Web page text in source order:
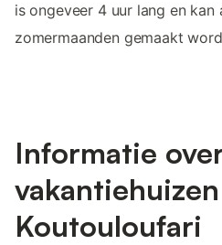
is ongeveer 4 uur lang en kan
zomermaanden gemaakt
Informatie
Koutouloufari